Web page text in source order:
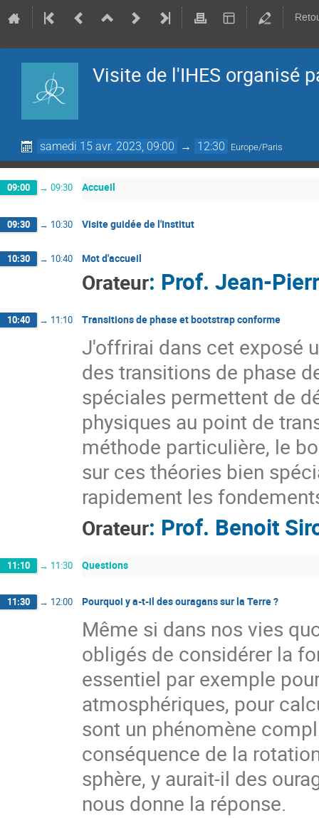
Visite de l'IHES organisé
samedi 15 avr. 2023, 09:00 → 12:30 Europe/Paris
09:00 → 09:30 Accueil
09:30 → 10:30 Visite guidée de l'Institut
10:30 → 10:40 Mot d'accueil
Orateur: Prof. Jean-
10:40 → 11:10 Transitions de phase et bootstrap conforme
J'offrirai dans cet exposé
des transitions de phase
spéciales permettent de
physiques au point de
méthode particulière, le
sur ces théories bien
rapidement les
Orateur: Prof. Benoit
11:10 → 11:30 Questions
11:30 → 12:00 Pourquoi y a-t-il des ouragans sur la Terre ?
Même si dans nos vies
obligés de considérer la
essentiel par exemple
atmosphériques, pour
sont un phénomène
conséquence de la
sphère, y aurait-il des
nous donne la réponse.